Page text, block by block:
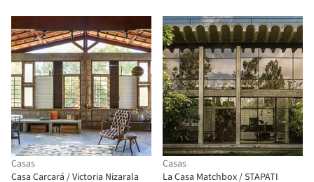
Casas
Casa Carcará / Victoria Nizarala
Casas
La Casa Matchbox / STAPATI